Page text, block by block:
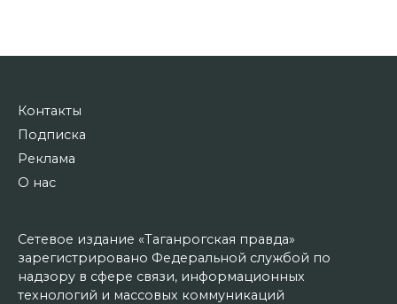
Контакты
Подписка
Реклама
О нас
Сетевое издание «Таганрогская правда»
зарегистрировано Федеральной службой по
надзору в сфере связи, информационных
технологий и массовых коммуникаций